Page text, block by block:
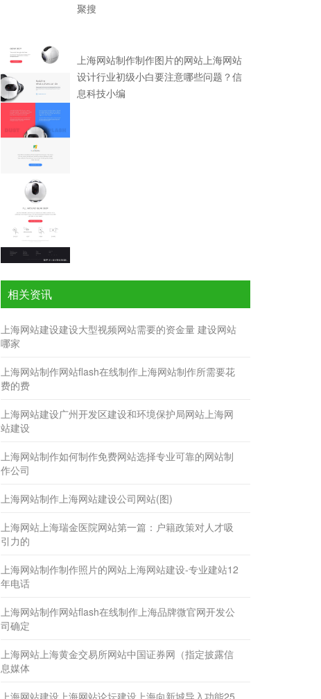
聚搜
上海网站制作制作图片的网站上海网站
设计行业初级小白要注意哪些问题？信
息科技小编
相关资讯
上海网站建设建设大型视频网站需要的资金量 建设网站
哪家
上海网站制作网站flash在线制作上海网站制作所需要花
费的费
上海网站建设广州开发区建设和环境保护局网站上海网
站建设
上海网站制作如何制作免费网站选择专业可靠的网站制
作公司
上海网站制作上海网站建设公司网站(图)
上海网站上海瑞金医院网站第一篇：户籍政策对人才吸
引力的
上海网站制作制作照片的网站上海网站建设-专业建站12
年电话
上海网站制作网站flash在线制作上海品牌微官网开发公
司确定
上海网站上海黄金交易所网站中国证券网（指定披露信
息媒体
上海网站建设上海网站论坛建设上海向新城导入功能25